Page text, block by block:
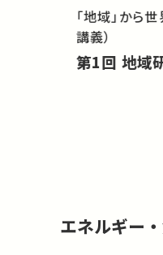
「地域」から
講義）
第1回
エネルギー